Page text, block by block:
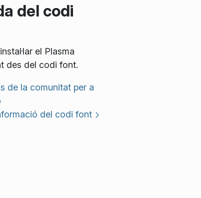
del codi
el Plasma
des del codi font.
de la comunitat per a
del codi font